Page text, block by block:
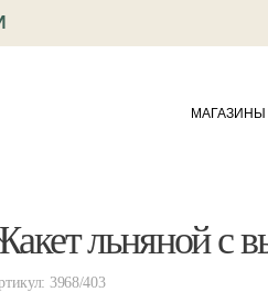
МАГАЗИНЫ
льняной с
3968/403